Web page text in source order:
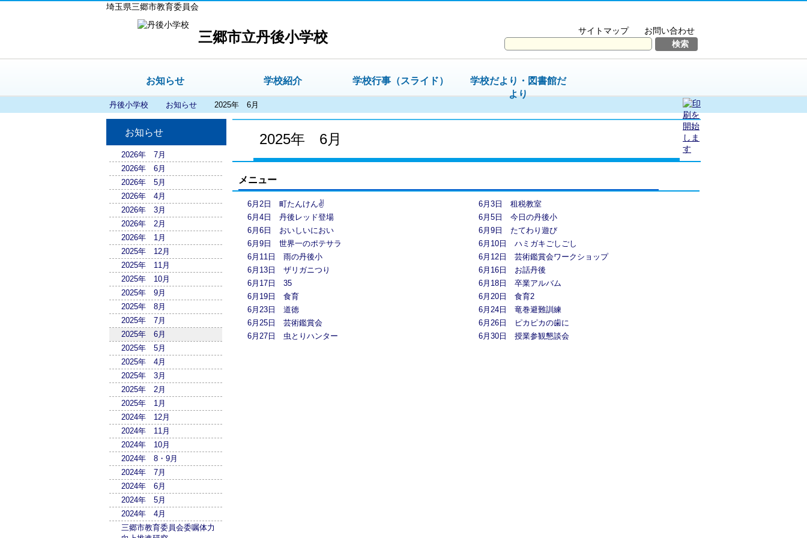
埼玉県三郷市教育委員会
三郷市立丹後小学校 サイトマップ お問い合わせ
お知らせ 学校紹介 学校行事（スライド）
学校だより・図書館だ
より
丹後小学校 お知らせ 2025年 6月
お知らせ
2026年 7月
2026年 6月
2026年 5月
2026年 4月
2026年 3月
2026年 2月
2026年 1月
2025年 12月
2025年 11月
2025年 10月
2025年 9月
2025年 8月
2025年 7月
2025年 6月
2025年 5月
2025年 4月
2025年 3月
2025年 2月
2025年 1月
2024年 12月
2024年 11月
2024年 10月
2024年 8・9月
2024年 7月
2024年 6月
2024年 5月
2024年 4月
三郷市教育委員会委嘱体力
2025年 6月
メニュー
6月2日 町たんけん✌
6月3日 租税教室
6月4日 丹後レッド登場
6月5日 今日の丹後小
6月6日 おいしいにおい
6月9日 たてわり遊び
6月9日 世界一のポテサラ
6月10日 ハミガキごしごし
6月11日 雨の丹後小
6月12日 芸術鑑賞会ワークショップ
6月13日 ザリガニつり
6月16日 お話丹後
6月17日 35
6月18日 卒業アルバム
6月19日 食育
6月20日 食育2
6月23日 道徳
6月24日 竜巻避難訓練
6月25日 芸術鑑賞会
6月26日 ピカピカの歯に
6月27日 虫とりハンター
6月30日 授業参観懇談会